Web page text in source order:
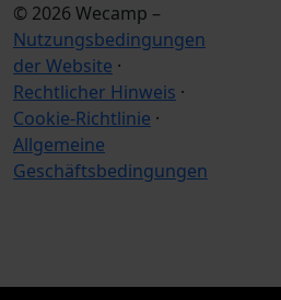
© 2026 Wecamp –
Nutzungsbedingungen
der Website ·
Rechtlicher Hinweis ·
Cookie-Richtlinie ·
Allgemeine
Geschäftsbedingungen